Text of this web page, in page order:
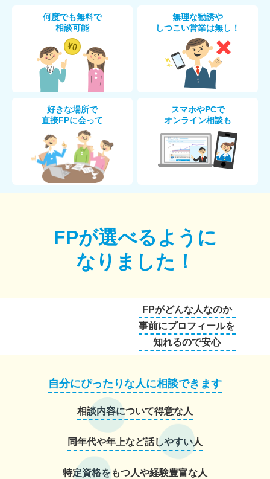
何度でも無料で
相談可能
無理な勧誘や
しつこい営業は無し！
好きな場所で
直接FPに会って
スマホやPCで
オンライン相談も
FPが選べるように
なりました！
FPがどんな人なのか
事前にプロフィールを
知れるので安心
自分にぴったりな人に相談できます
相談内容について得意な人
同年代や年上など話しやすい人
特定資格をもつ人や経験豊富な人